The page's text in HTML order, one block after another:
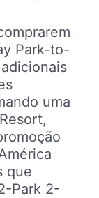
Park-to-
uma
que
Park 2-